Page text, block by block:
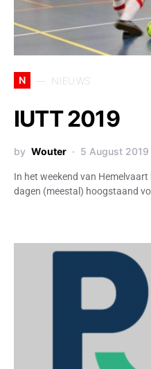
N NIEUWS
IUTT 2019
by Wouter 5 August 2019
In het weekend van
dagen (meestal) hoogstaand